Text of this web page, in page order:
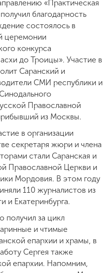
«Практическая
благодарность
состоялось в
церемонии
конкурса
до Троицы». Участие в
Саранский и
СМИ республики и
Православной
из Москвы.
в организации
секретаря жюри и члена
стали Саранская и
Православной Церкви и
Мордовия. В этом году
110 журналистов из
и Екатеринбурга.
получил за цикл
и чтимые
епархии и храмы, в
Сергея также
епархии. Напомним,